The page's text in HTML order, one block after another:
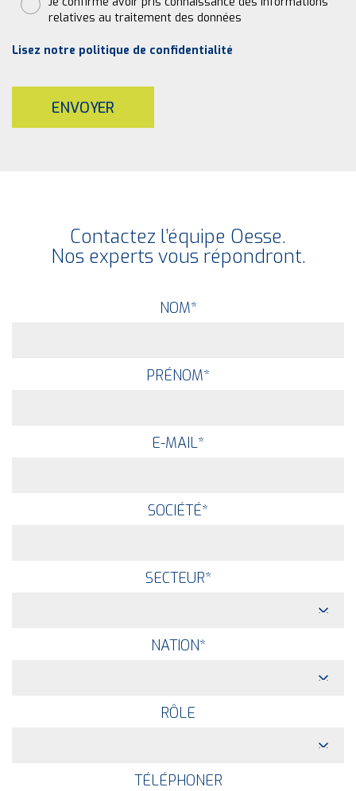
relatives au traitement des données
Lisez notre politique de confidentialité
ENVOYER
Contactez l’équipe Oesse.
Nos experts vous répondront.
NOM*
PRÉNOM*
E-MAIL*
SOCIÉTÉ*
SECTEUR*
NATION*
RÔLE
TÉLÉPHONER